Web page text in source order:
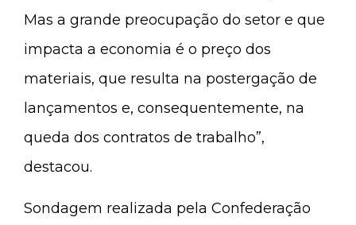
Mas a grande preocupação do setor e que
impacta a economia é o preço dos
materiais, que resulta na postergação de
lançamentos e, consequentemente, na
queda dos contratos de trabalho”,
destacou.
Sondagem realizada pela Confederação